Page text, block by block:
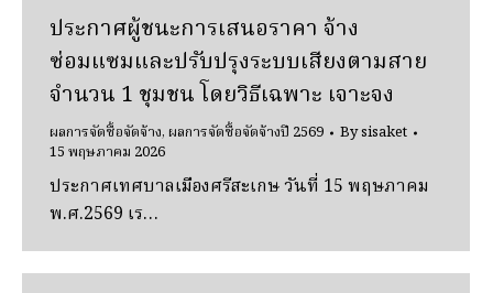
ประกาศผู้ชนะการเสนอราคา จ้าง
ซ่อมแซมและปรับปรุงระบบเสียงตามสาย
จํานวน 1 ชุมชน โดยวิธีเฉพาะ เจาะจง
ผลการจัดซื้อจัดจ้าง,ผลการจัดซื้อจัดจ้างปี 2569 Bysisaket
15 พฤษภาคม 2026
ประกาศเทศบาลเมืองศรีสะเกษ วันที่ 15 พฤษภาคม
พ.ศ.2569 เร…